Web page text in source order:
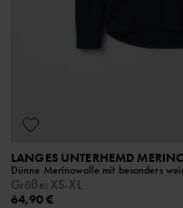
gewährleisten. Außerdem
Material vom Hof bis zum
LANGES UNTERHEMD
Dünne Merinowolle mit besonders
Größe: XS-XL
64,90 €